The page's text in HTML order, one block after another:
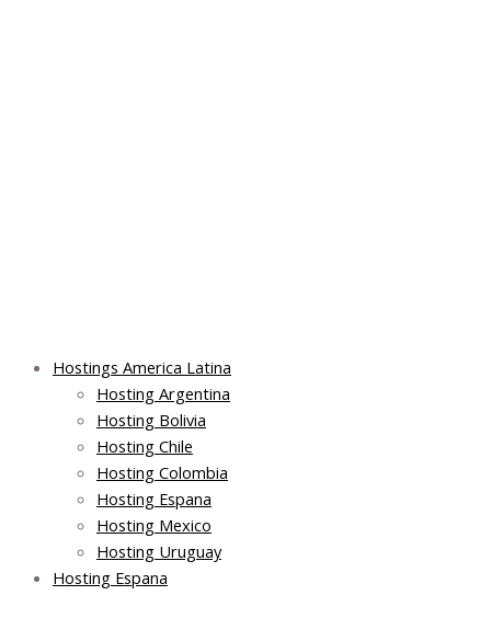
Hostings America Latina
Hosting Argentina
Hosting Bolivia
Hosting Chile
Hosting Colombia
Hosting Espana
Hosting Mexico
Hosting Uruguay
Hosting Espana